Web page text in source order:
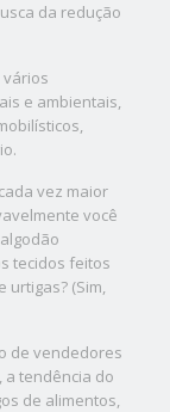
da redução
e ambientais,
vez maior
você
tecidos feitos
urtigas? (Sim,
de vendedores
a tendência do
de alimentos,